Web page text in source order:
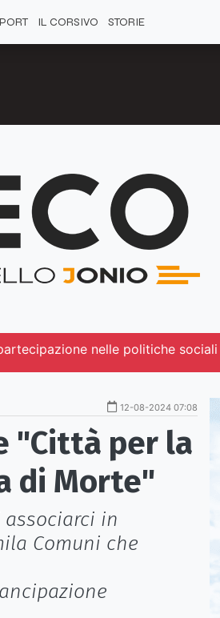
IL CORSIVO STORIE
nelle politiche sociali
12-08-2024 07:08
"Città per la
di Morte"
in
Comuni che